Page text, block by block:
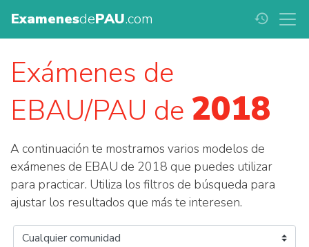
ExamenesdePAU.com history
Exámenes de
EBAU/PAU de 2018
A continuación te mostramos varios modelos de
exámenes de EBAU de 2018 que puedes utilizar
para practicar. Utiliza los filtros de búsqueda para
ajustar los resultados que más te interesen.